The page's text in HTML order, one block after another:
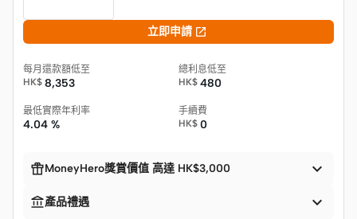
立即申請 
每月還款額低至
HK$ 8,353
總利息低至
HK$ 480
最低實際年利率
4.04 %
手續費
HK$ 0
MoneyHero獎賞價值 高達 HK$3,000 
產品禮遇 